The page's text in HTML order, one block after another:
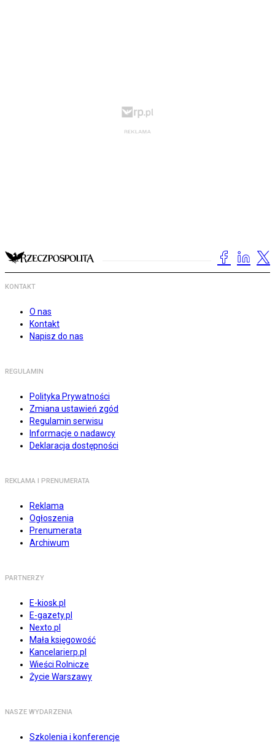
KONTAKT
O nas
Kontakt
Napisz do nas
REGULAMIN
Polityka Prywatności
Zmiana ustawień zgód
Regulamin serwisu
Informacje o nadawcy
Deklaracja dostępności
REKLAMA I PRENUMERATA
Reklama
Ogłoszenia
Prenumerata
Archiwum
PARTNERZY
E-kiosk.pl
E-gazety.pl
Nexto.pl
Mała księgowość
Kancelarierp.pl
Wieści Rolnicze
Życie Warszawy
NASZE WYDARZENIA
Szkolenia i konferencje